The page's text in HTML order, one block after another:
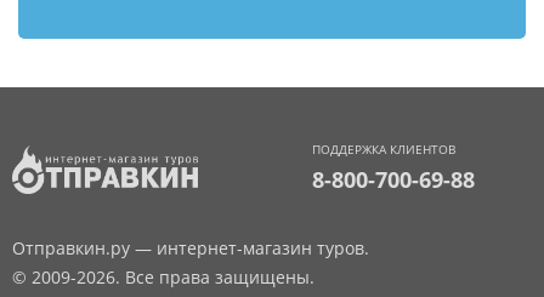
ПОДДЕРЖКА КЛИЕНТОВ
8-800-700-69-88
Отправкин.ру — интернет-магазин туров.
© 2009-2026. Все права защищены.